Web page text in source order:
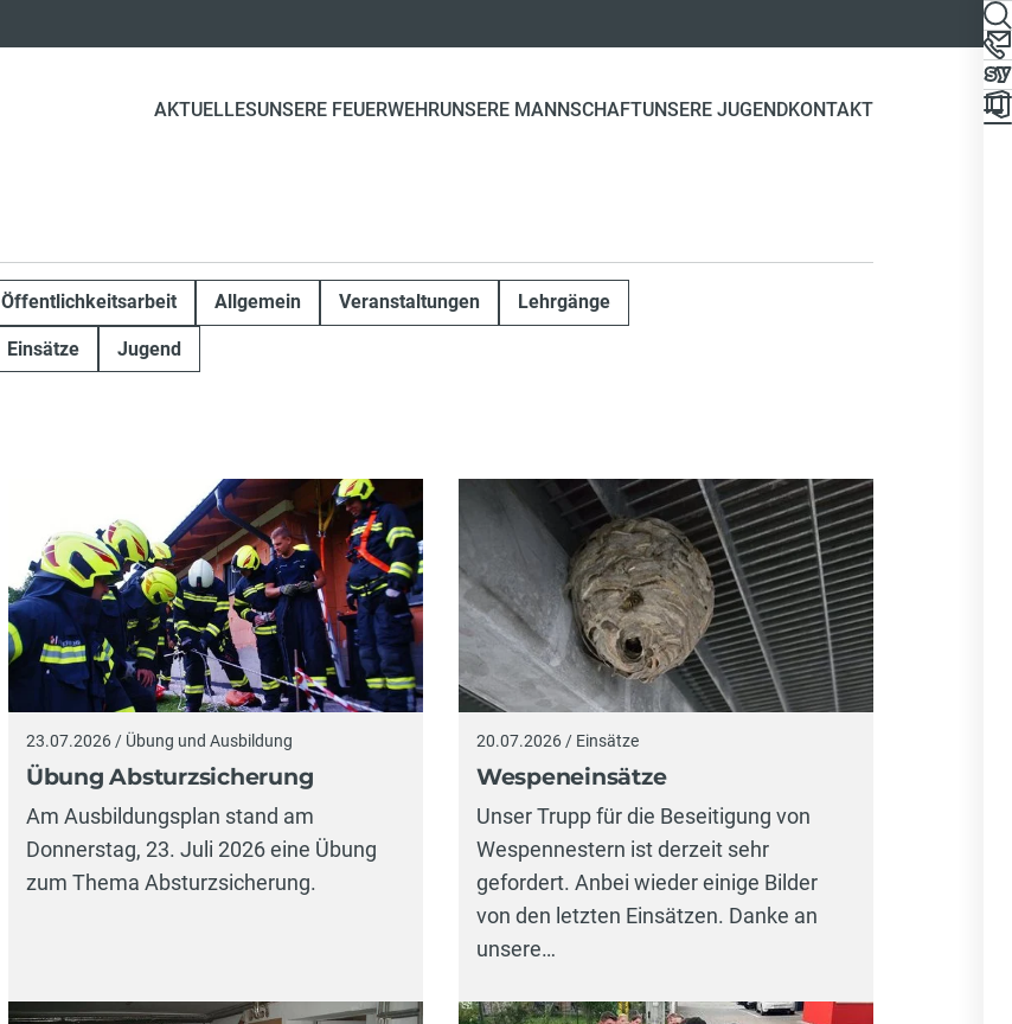
AKTUELLESUNSERE FEUERWEHRUNSERE MANNSCHAFTUNSERE JUGENDKONTAKT
Öffentlichkeitsarbeit Allgemein Veranstaltungen Lehrgänge
Einsätze Jugend
23.07.2026 / Übung und Ausbildung
Übung Absturzsicherung
Am Ausbildungsplan stand am
Donnerstag, 23. Juli 2026 eine Übung
zum Thema Absturzsicherung.
20.07.2026 / Einsätze
Wespeneinsätze
Unser Trupp für die Beseitigung von
Wespennestern ist derzeit sehr
gefordert. Anbei wieder einige Bilder
von den letzten Einsätzen. Danke an
unsere…